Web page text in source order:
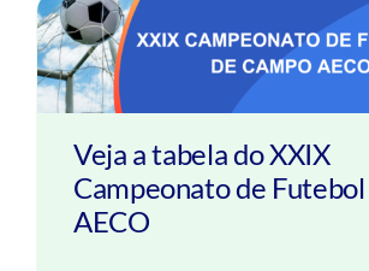
Veja a tabela do XXIX
Campeonato de Futebol
AECO